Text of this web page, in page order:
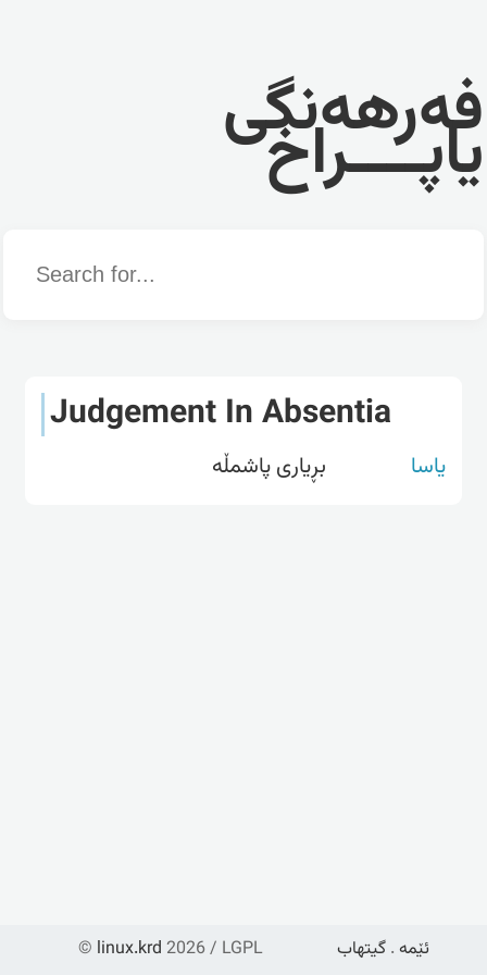
فەرهەنگی
یاپــــراخ
Word
Judgement In Absentia
یاسا بڕیاری پاشمڵە
© linux.krd 2026 / LGPL ئێمە . گیتهاب